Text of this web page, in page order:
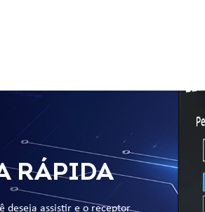
RÁPIDA
deseja assistir e o receptor